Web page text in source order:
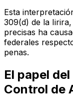
Esta
309(d) de la
precisas ha
federales
penas.
El papel
Control de